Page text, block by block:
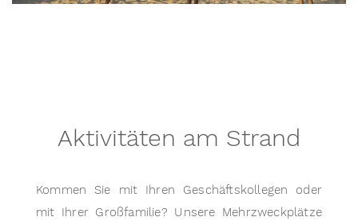
Aktivitäten am Strand
Kommen Sie mit Ihren Geschäftskollegen oder
mit Ihrer Großfamilie? Unsere Mehrzweckplätze